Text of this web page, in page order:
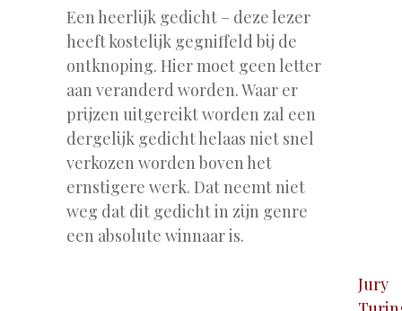
Een heerlijk gedicht – deze lezer
heeft kostelijk gegniffeld bij de
ontknoping. Hier moet geen letter
aan veranderd worden. Waar er
prijzen uitgereikt worden zal een
dergelijk gedicht helaas niet snel
verkozen worden boven het
ernstigere werk. Dat neemt niet
weg dat dit gedicht in zijn genre
een absolute winnaar is.
Jury